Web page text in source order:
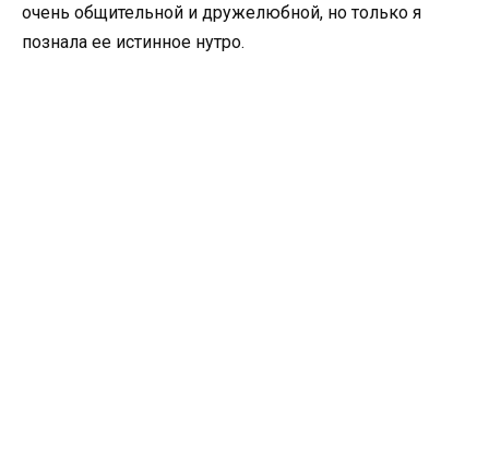
очень общительной и дружелюбной, но только я
познала ее истинное нутро.